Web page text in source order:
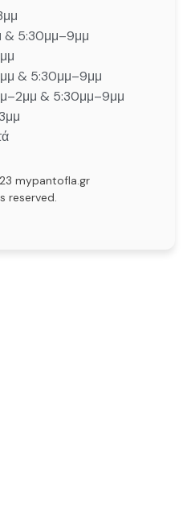
& 5:30μμ–9μμ
& 5:30μμ–9μμ
& 5:30μμ–9μμ
mypantofla.gr
reserved.